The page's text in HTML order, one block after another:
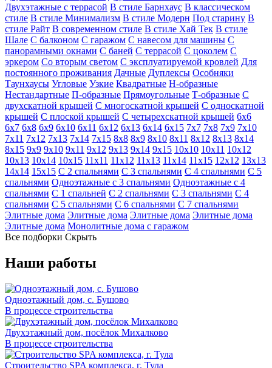
Двухэтажные с террасой В стиле Барнхаус В классическом
стиле В стиле Минимализм В стиле Модерн Под старину В
стиле Райт В современном стиле В стиле Хай Тек В стиле
Шале С балконом С гаражом С навесом для машины С
панорамными окнами С баней С террасой С цоколем С
эркером Со вторым светом С эксплуатируемой кровлей Для
постоянного проживания Дачные Дуплексы Особняки
Таунхаусы Угловые Узкие Квадратные Н-образные
Нестандартные П-образные Прямоугольные Т-образные С
двухскатной крышей С многоскатной крышей С односкатной
крышей С плоской крышей С четырехскатной крышей 6х6
6х7 6х8 6х9 6х10 6х11 6х12 6х13 6х14 6х15 7х7 7х8 7х9 7х10
7х11 7х12 7х13 7х14 7х15 8х8 8х9 8х10 8х11 8х12 8х13 8х14
8х15 9х9 9х10 9х11 9х12 9х13 9х14 9х15 10х10 10х11 10х12
10х13 10х14 10х15 11х11 11х12 11х13 11х14 11х15 12х12 13х13
14х14 15х15 С 2 спальнями С 3 спальнями С 4 спальнями С 5
спальнями Одноэтажные с 3 спальнями Одноэтажные с 4
спальнями С 1 спальней С 2 спальнями С 3 спальнями С 4
спальнями С 5 спальнями С 6 спальнями С 7 спальнями
Элитные дома Элитные дома Элитные дома Элитные дома
Элитные дома Монолитные дома с гаражом
Все подборки Скрыть
Наши работы
Одноэтажный дом, с. Бушово
В процессе строительства
Двухэтажный дом, посёлок Михалково
В процессе строительства
Строительство SPA комплекса, г. Тула